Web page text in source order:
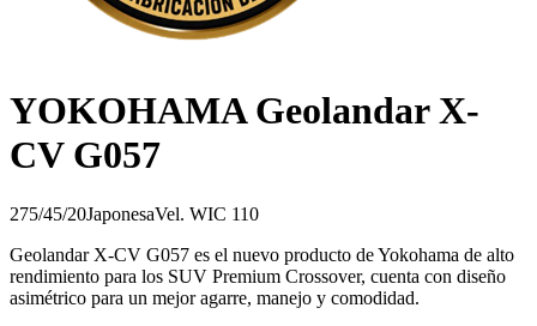
YOKOHAMA Geolandar X-
CV G057
275/45/20JaponesaVel. WIC 110
Geolandar X-CV G057 es el nuevo producto de Yokohama de alto
rendimiento para los SUV Premium Crossover, cuenta con diseño
asimétrico para un mejor agarre, manejo y comodidad.